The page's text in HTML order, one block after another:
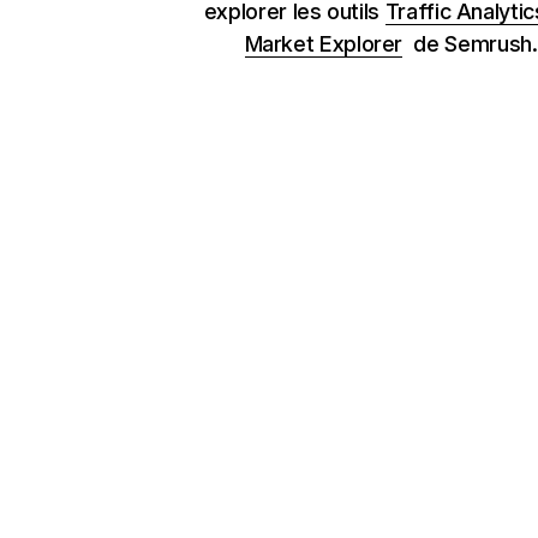
explorer les outils Traffic
Market Explorer de Semrush.